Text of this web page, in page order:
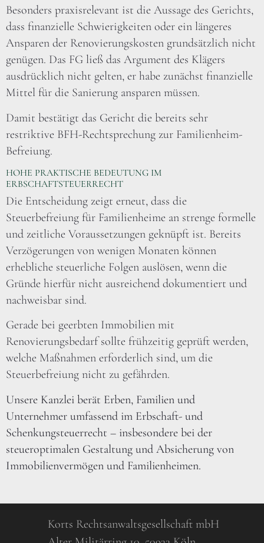
Besonders praxisrelevant ist die Aussage des Gerichts,
dass finanzielle Schwierigkeiten oder ein längeres
Ansparen der Renovierungskosten grundsätzlich nicht
genügen. Das FG ließ das Argument des Klägers
ausdrücklich nicht gelten, er habe zunächst finanzielle
Mittel für die Sanierung ansparen müssen.
Damit bestätigt das Gericht die bereits sehr
restriktive BFH-Rechtsprechung zur Familienheim-
Befreiung.
HOHE PRAKTISCHE BEDEUTUNG IM
ERBSCHAFTSTEUERRECHT
Die Entscheidung zeigt erneut, dass die
Steuerbefreiung für Familienheime an strenge formelle
und zeitliche Voraussetzungen geknüpft ist. Bereits
Verzögerungen von wenigen Monaten können
erhebliche steuerliche Folgen auslösen, wenn die
Gründe hierfür nicht ausreichend dokumentiert und
nachweisbar sind.
Gerade bei geerbten Immobilien mit
Renovierungsbedarf sollte frühzeitig geprüft werden,
welche Maßnahmen erforderlich sind, um die
Steuerbefreiung nicht zu gefährden.
Unsere Kanzlei berät Erben, Familien und
Unternehmer umfassend im Erbschaft- und
Schenkungsteuerrecht – insbesondere bei der
steueroptimalen Gestaltung und Absicherung von
Immobilienvermögen und Familienheimen.
Korts Rechtsanwaltsgesellschaft mbH